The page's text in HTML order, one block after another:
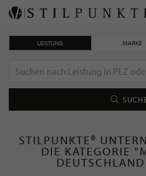
LEISTUNG MARKE
STILPUNKTE®
DIE KATEGORIE